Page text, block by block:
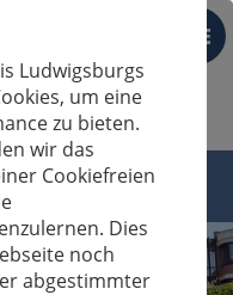
DE
Ludwigsburgs
um eine
zu bieten.
wir das
Cookiefreien
Dies
noch
abgestimmter